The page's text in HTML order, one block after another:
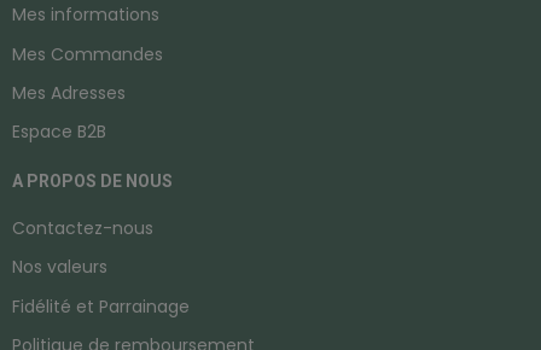
Mes informations
Mes Commandes
Mes Adresses
Espace B2B
A PROPOS DE NOUS
Contactez-nous
Nos valeurs
Fidélité et Parrainage